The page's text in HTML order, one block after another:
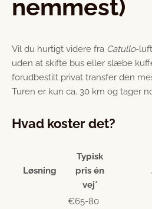
nemmest)
Vil du hurtigt videre fra Catullo-
uden at skifte bus eller slæbe
forudbestilt privat transfer den
Turen er kun ca. 30 km og tager
Hvad koster det?
Løsning
Typisk
pris én
vej*
€65-80